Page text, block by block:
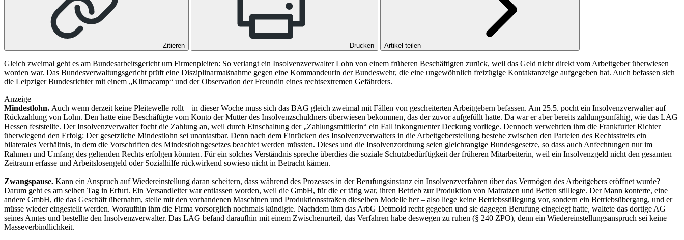
Zitieren Drucken Artikel teilen
Gleich zweimal geht es am Bundesarbeitsgericht um Firmenpleiten: So verlangt ein Insolvenzverwalter Lohn von einem früheren Beschäftigten zurück, weil das Geld nicht direkt vom Arbeitgeber überwiesen
worden war. Das Bundesverwaltungsgericht prüft eine Disziplinarmaßnahme gegen eine Kommandeurin der Bundeswehr, die eine ungewöhnlich freizügige Kontaktanzeige aufgegeben hat. Auch befassen sich
die Leipziger Bundesrichter mit einem „Klimacamp“ und der Observation der Freundin eines rechtsextremen Gefährders.
Anzeige
Mindestlohn. Auch wenn derzeit keine Pleitewelle rollt – in dieser Woche muss sich das BAG gleich zweimal mit Fällen von gescheiterten Arbeitgebern befassen. Am 25.5. pocht ein Insolvenzverwalter auf
Rückzahlung von Lohn. Den hatte eine Beschäftigte vom Konto der Mutter des Insolvenzschuldners überwiesen bekommen, das der zuvor aufgefüllt hatte. Da war er aber bereits zahlungsunfähig, wie das LAG
Hessen feststellte. Der Insolvenzverwalter focht die Zahlung an, weil durch Einschaltung der „Zahlungsmittlerin“ ein Fall inkongruenter Deckung vorliege. Dennoch verwehrten ihm die Frankfurter Richter
überwiegend den Erfolg: Der gesetzliche Mindestlohn sei unantastbar. Denn nach dem Einrücken des Insolvenzverwalters in die ­Arbeitgeberstellung bestehe zwischen den Parteien des Rechtsstreits ein
bilaterales Verhältnis, in dem die Vorschriften des Mindestlohngesetzes beachtet werden müssten. Dieses und die Insolvenzordnung seien gleichrangige Bundesgesetze, so dass auch Anfechtungen nur im
Rahmen und Umfang des geltenden Rechts erfolgen könnten. Für ein solches Verständnis spreche überdies die soziale Schutzbedürftigkeit der früheren Mitarbeiterin, weil ein Insolvenzgeld nicht den gesamten
Zeitraum erfasse und Arbeitslosengeld oder Sozialhilfe rückwirkend sowieso nicht in Betracht kämen.
Zwangspause. Kann ein Anspruch auf Wiedereinstellung daran scheitern, dass während des Prozesses in der Berufungsinstanz ein Insolvenzverfahren über das Vermögen des Arbeitgebers eröffnet wurde?
Darum geht es am selben Tag in Erfurt. Ein Versandleiter war entlassen worden, weil die GmbH, für die er tätig war, ihren Betrieb zur Produktion von Matratzen und ­Betten stilllegte. Der Mann konterte, eine
andere GmbH, die das Geschäft übernahm, stelle mit den vorhandenen Maschinen und Produktionsstraßen dieselben Modelle her – also liege keine Betriebsstillegung vor, sondern ein Betriebsübergang, und er
müsse wieder eingestellt werden. Woraufhin ihm die Firma vorsorglich nochmals kündigte. Nachdem ihm das ArbG Detmold recht gegeben und sie dagegen Berufung eingelegt hatte, waltete das dortige AG
seines Amtes und bestellte den Insolvenzverwalter. Das LAG befand daraufhin mit einem Zwischenurteil, das Verfahren habe deswegen zu ruhen (§ 240 ZPO), denn ein Wiedereinstellungsanspruch sei keine
Masseverbindlichkeit.